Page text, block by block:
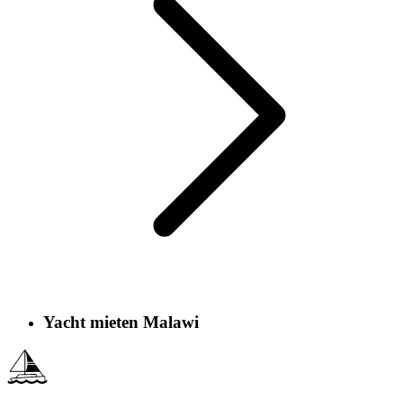
Yacht mieten Malawi